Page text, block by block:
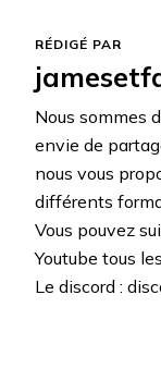
RÉDIGÉ PAR
Nous sommes
envie de
nous vous
différents
Vous pouvez
Youtube tous
Le discord :